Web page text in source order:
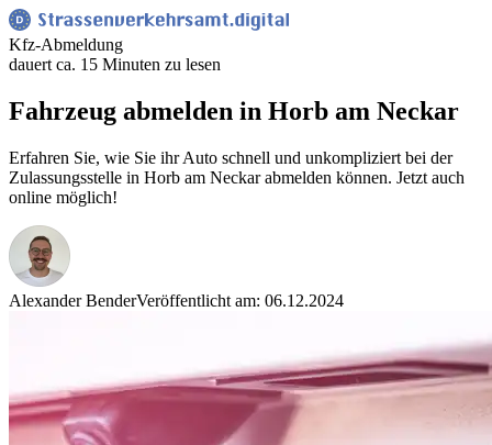
Kfz-Abmeldung
dauert ca. 15 Minuten zu lesen
Fahrzeug abmelden in Horb am Neckar
Erfahren Sie, wie Sie ihr Auto schnell und unkompliziert bei der
Zulassungsstelle in Horb am Neckar abmelden können. Jetzt auch
online möglich!
Alexander BenderVeröffentlicht am: 06.12.2024